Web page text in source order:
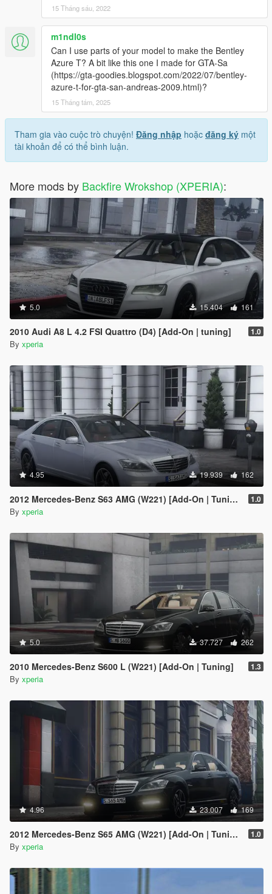
15 Tháng sáu, 2022
m1ndl0s
Can I use parts of your model to make the Bentley
Azure T? A bit like this one I made for GTA-Sa
(https://gta-goodies.blogspot.com/2022/07/bentley-
azure-t-for-gta-san-andreas-2009.html)?
15 Tháng tám, 2025
Tham gia vào cuộc trò chuyện! Đăng nhập hoặc đăng ký một
tài khoản để có thể bình luận.
More mods by Backfire Wrokshop (XPERIA):
5.0 15.404 161
2010 Audi A8 L 4.2 FSI Quattro (D4) [Add-On | tuning] 1.0
By xperia
4.95 19.939 162
2012 Mercedes-Benz S63 AMG (W221) [Add-On | Tuning] 1.0
By xperia
5.0 37.727 262
2010 Mercedes-Benz S600 L (W221) [Add-On | Tuning] 1.3
By xperia
4.96 23.007 169
2012 Mercedes-Benz S65 AMG (W221) [Add-On | Tuning] 1.0
By xperia